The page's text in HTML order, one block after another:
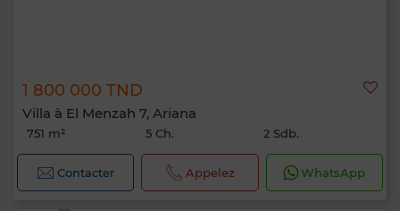
1 800 000 TND
Villa à El Menzah 7, Ariana
751 m² 5 Ch. 2 Sdb.
Contacter Appelez WhatsApp